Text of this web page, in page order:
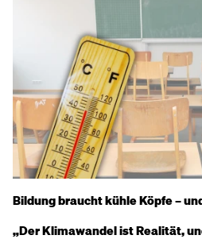
Bildung braucht kühle Köpfe –
„Der Klimawandel ist Realität,